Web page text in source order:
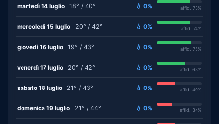
martedì 14 luglio 18° / 40° 💧 0% affid. 73%
mercoledì 15 luglio 20° / 42° 💧 0% affid. 74%
giovedì 16 luglio 19° / 43° 💧 0% affid. 75%
venerdì 17 luglio 20° / 42° 💧 0% affid. 63%
sabato 18 luglio 21° / 43° 💧 0% affid. 40%
domenica 19 luglio 21° / 44° 💧 0% affid. 34%